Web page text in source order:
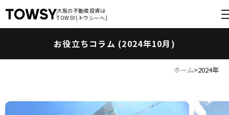
大阪の不動産投資は
TOWSY(トウシーへ)
大阪の不動産投資は
TOWSY(トウシーへ)
お役立ちコラム (2024年10月)
ホーム>2024年